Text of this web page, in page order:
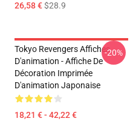
26,58 €$28.9
Tokyo Revengers Affiches
D'animation - Affiche De
Décoration Imprimée
D'animation Japonaise
18,21 € - 42,22 €
-20%